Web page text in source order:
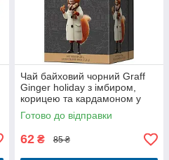
Чай байховий чорний Graff
Ginger holiday з імбиром,
корицею та кардамоном у
пакетиках 36 г (20 шт. х 1.8 г)
Готово до відправки
62 ₴ 85 ₴